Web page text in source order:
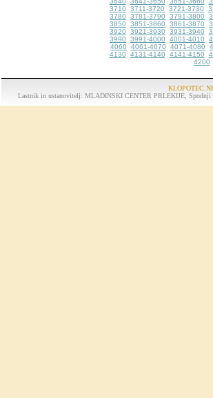
3710
3711-3720 3721-3730
3780
3781-3790 3791-3800
3850
3851-3860 3861-3870
3920
3921-3930 3931-3940
3990
3991-4000 4001-4010
4060
4061-4070 4071-4080
4130
4131-4140 4141-4150
4200
Lastnik in ustanovitelj: MLADINSKI CENTER PRLEKIJE, Spodnji